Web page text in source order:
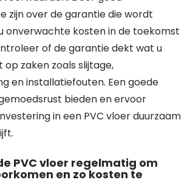
zijn over de garantie die wordt
onverwachte kosten in de toekomst
of de garantie dekt wat u
zaken zoals slijtage,
en installatiefouten. Een goede
bieden en ervoor
in een PVC vloer duurzaam
PVC vloer regelmatig om
en zo kosten te